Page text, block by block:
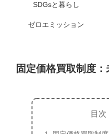
SDGsと暮らし
ゼロエミッション
固定価格買取制度
目次